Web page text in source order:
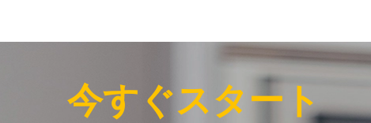
今すぐスタート